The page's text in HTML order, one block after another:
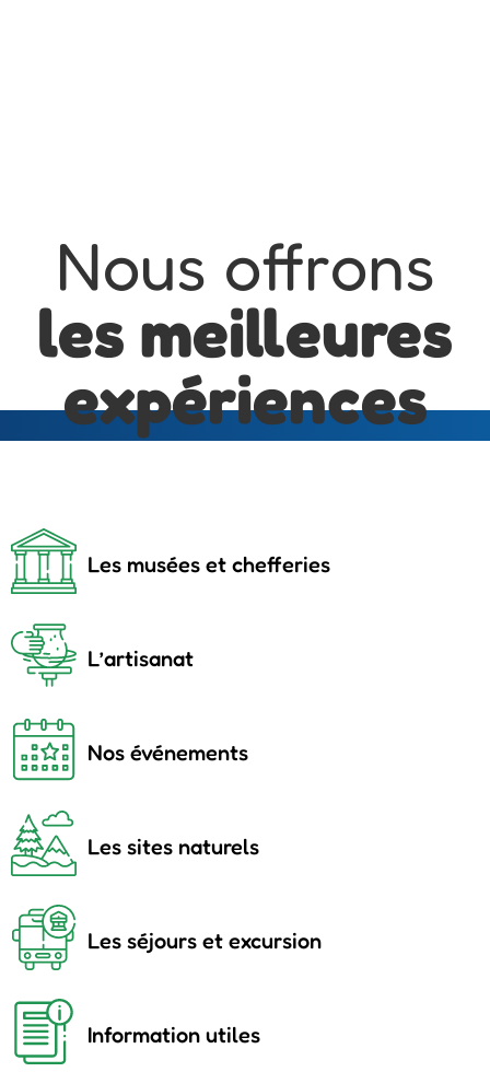
Nous offrons
les meilleures
expériences
Les musées et chefferies
L’artisanat
Nos événements
Les sites naturels
Les séjours et excursion
Information utiles